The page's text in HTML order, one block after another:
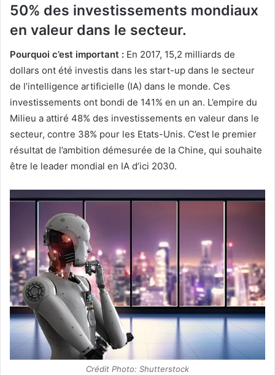
50% des investissements mondiaux
en valeur dans le secteur.
Pourquoi c’est important : En 2017, 15,2 milliards de
dollars ont été investis dans les start-up dans le secteur
de l’intelligence artificielle (IA) dans le monde. Ces
investissements ont bondi de 141% en un an. L’empire du
Milieu a attiré 48% des investissements en valeur dans le
secteur, contre 38% pour les Etats-Unis. C’est le premier
résultat de l’ambition démesurée de la Chine, qui souhaite
être le leader mondial en IA d’ici 2030.
Crédit Photo: Shutterstock